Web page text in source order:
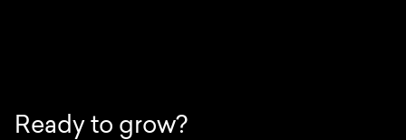
Ready to grow?